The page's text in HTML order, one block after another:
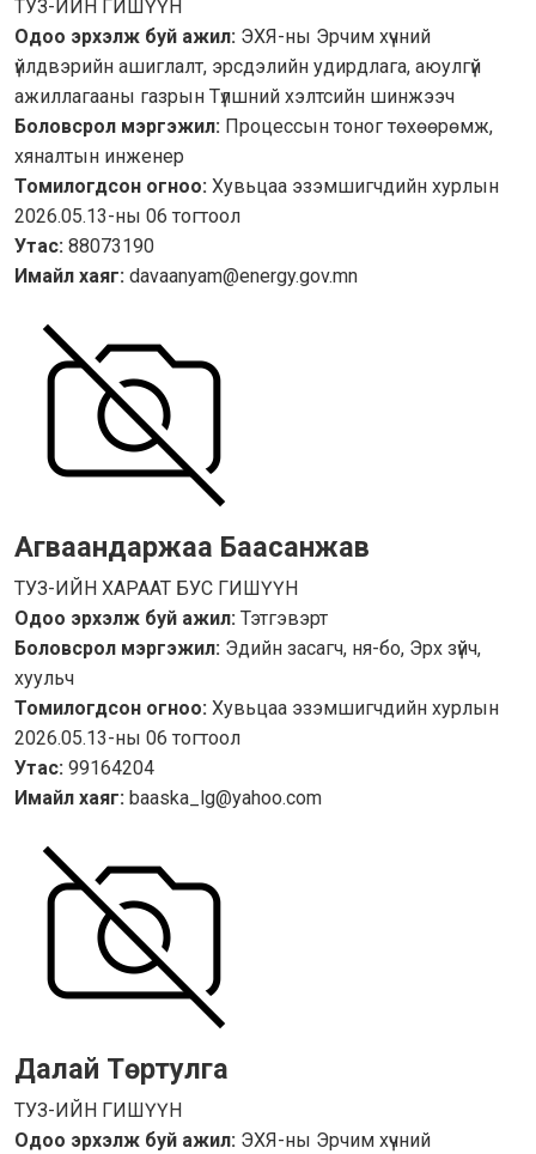
ТУЗ-ИЙН ГИШҮҮН
Одоо эрхэлж буй ажил: ЭХЯ-ны Эрчим хүчний
үйлдвэрийн ашиглалт, эрсдэлийн удирдлага, аюулгүй
ажиллагааны газрын Түлшний хэлтсийн шинжээч
Боловсрол мэргэжил: Процессын тоног төхөөрөмж,
хяналтын инженер
Томилогдсон огноо: Хувьцаа эзэмшигчдийн хурлын
2026.05.13-ны 06 тогтоол
Утас: 88073190
Имайл хаяг: davaanyam@energy.gov.mn
Агваандаржаа Баасанжав
ТУЗ-ИЙН ХАРААТ БУС ГИШҮҮН
Одоо эрхэлж буй ажил: Тэтгэвэрт
Боловсрол мэргэжил: Эдийн засагч, ня-бо, Эрх зүйч,
хуульч
Томилогдсон огноо: Хувьцаа эзэмшигчдийн хурлын
2026.05.13-ны 06 тогтоол
Утас: 99164204
Имайл хаяг: baaska_lg@yahoo.com
Далай Төртулга
ТУЗ-ИЙН ГИШҮҮН
Одоо эрхэлж буй ажил: ЭХЯ-ны Эрчим хүчний